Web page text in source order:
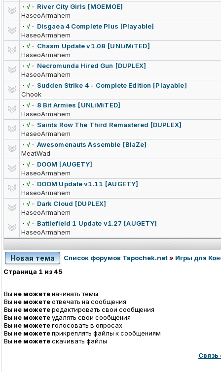
· √ · River City Girls [MOEMOE]
HaseoArmahem
· √ · Disgaea 4 Complete Plus [Playable]
HaseoArmahem
· √ · Chasm Update v1.08 [UNLiMiTED]
HaseoArmahem
· √ · Necromunda Hired Gun [DUPLEX]
HaseoArmahem
· √ · Sudden Strike 4 - Complete Edition [Playable]
Chook
· √ · 8 Bit Armies [UNLiMiTED]
HaseoArmahem
· √ · Saints Row The Third Remastered [DUPLEX]
HaseoArmahem
· √ · Awesomenauts Assemble [BlaZe]
MeatWad
· √ · DOOM [AUGETY]
HaseoArmahem
· √ · DOOM Update v1.11 [AUGETY]
HaseoArmahem
· √ · Dark Cloud [DUPLEX]
HaseoArmahem
· √ · Battlefield 1 Update v1.27 [AUGETY]
HaseoArmahem
Новая тема Список форумов Tapochek.net» Игры для
Страница 1 из45
Вы не можетеначинать темы
Вы не можетеотвечать на сообщения
Вы не можетередактировать свои сообщения
Вы не можетеудалять свои сообщения
Вы не можетеголосовать в опросах
Вы не можетеприкреплять файлы к сообщениям
Вы не можетескачивать файлы